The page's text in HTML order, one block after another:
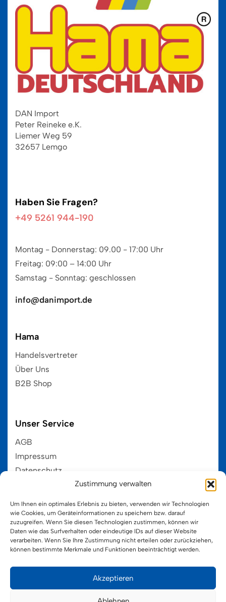
Zustimmung verwalten
Um Ihnen ein optimales Erlebnis zu bieten, verwenden wir Technologien
wie Cookies, um Geräteinformationen zu speichern bzw. darauf
zuzugreifen. Wenn Sie diesen Technologien zustimmen, können wir
Daten wie das Surfverhalten oder eindeutige IDs auf dieser Website
verarbeiten. Wenn Sie Ihre Zustimmung nicht erteilen oder zurückziehen,
können bestimmte Merkmale und Funktionen beeinträchtigt werden.
Akzeptieren
DAN Import
Peter Reineke e.K.
Liemer Weg 59
32657 Lemgo
Haben Sie Fragen?
+49 5261 944-190
Montag - Donnerstag: 09.00 - 17:00 Uhr
Freitag: 09:00 – 14:00 Uhr
Samstag - Sonntag: geschlossen
info@danimport.de
Hama
Handelsvertreter
Über Uns
B2B Shop
Unser Service
AGB
Impressum
Datenschutz
Kategorien HOT
Hama MIDI 5+